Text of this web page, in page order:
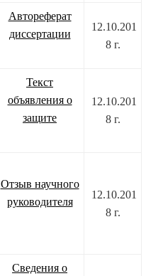
Автореферат
диссертации
12.10.201
8 г.
Текст
объявления о
защите
12.10.201
8 г.
Отзыв научного
руководителя
12.10.201
8 г.
Сведения о